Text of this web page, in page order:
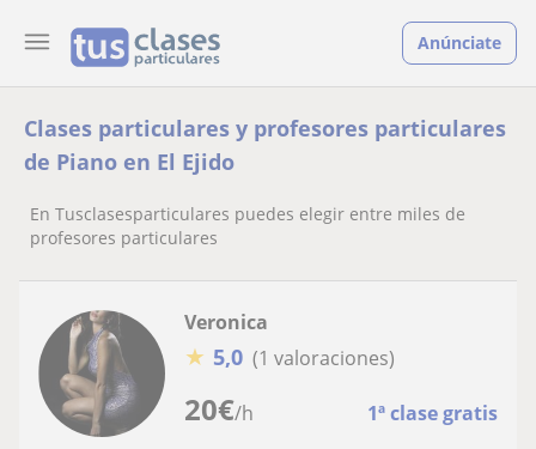
Anúnciate
Clases particulares y profesores particulares
de Piano en El Ejido
En Tusclasesparticulares puedes elegir entre miles de
profesores particulares
20€/h 1ª clase gratis
Veronica
★ 5,0 (1 valoraciones)